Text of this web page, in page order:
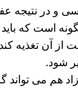
و در نتیجه
است که
آن تغذیه کند،
شود.
هم می ‌تواند